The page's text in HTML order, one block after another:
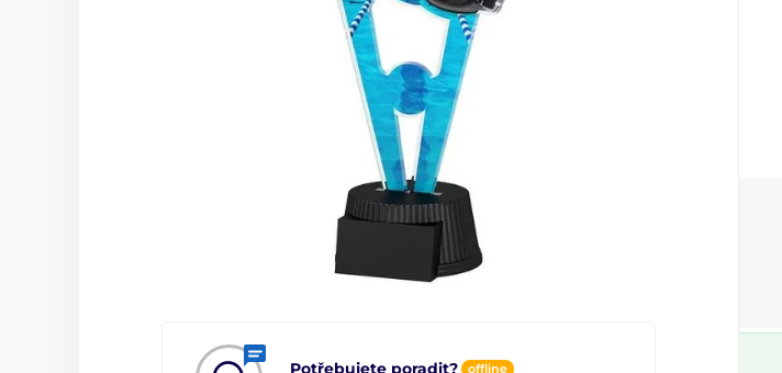
Potřebujete poradit? offline